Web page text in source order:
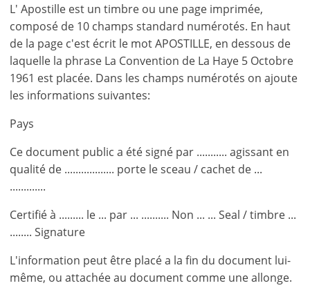
L' Apostille est un timbre ou une page imprimée,
composé de 10 champs standard numérotés. En haut
de la page c'est écrit le mot APOSTILLE, en dessous de
laquelle la phrase La Convention de La Haye 5 Octobre
1961 est placée. Dans les champs numérotés on ajoute
les informations suivantes:
Pays
Ce document public a été signé par ........... agissant en
qualité de .................. porte le sceau / cachet de ...
.............
Certifié à ......... le ... par ... .......... Non ... ... Seal / timbre ...
........ Signature
L'information peut être placé a la fin du document lui-
même, ou attachée au document comme une allonge.